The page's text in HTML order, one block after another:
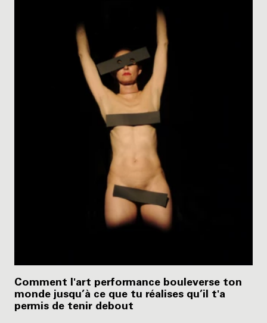
Comment l'art performance bouleverse ton
monde jusqu’à ce que tu réalises qu’il t'a
permis de tenir debout